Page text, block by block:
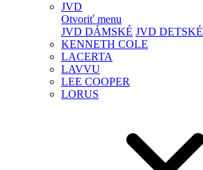
JVD
Otvoriť menu
JVD DÁMSKÉ JVD DETSKÉ
KENNETH COLE
LACERTA
LAVVU
LEE COOPER
LORUS